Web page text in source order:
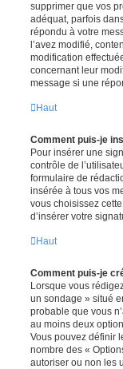
supprimer que vos
adéquat, parfois
répondu à votre
l’avez modifié,
modification
concernant leur
message si une
Haut
Comment puis-je
Pour insérer une
contrôle de
formulaire de
insérée à tous vos
vous choisissez
d’insérer votre
Haut
Comment puis-je
Lorsque vous
un sondage » situé
probable que vous
au moins deux
Vous pouvez définir
nombre des «
autoriser ou non les